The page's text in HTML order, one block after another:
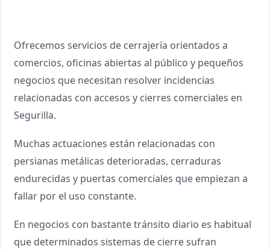
Ofrecemos servicios de cerrajería orientados a
comercios, oficinas abiertas al público y pequeños
negocios que necesitan resolver incidencias
relacionadas con accesos y cierres comerciales en
Segurilla.
Muchas actuaciones están relacionadas con
persianas metálicas deterioradas, cerraduras
endurecidas y puertas comerciales que empiezan a
fallar por el uso constante.
En negocios con bastante tránsito diario es habitual
que determinados sistemas de cierre sufran